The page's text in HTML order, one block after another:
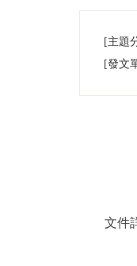
[主題
[發文
文件詳